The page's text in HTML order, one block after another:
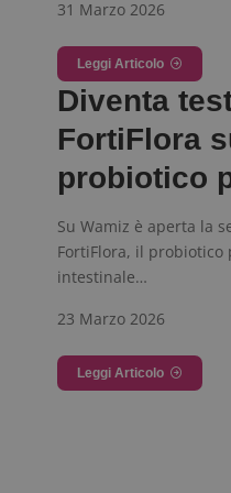
31 Marzo 2026
Leggi Articolo
Diventa
FortiFlora
probiotico
Su Wamiz è aperta la
FortiFlora, il probiotico
intestinale…
23 Marzo 2026
Leggi Articolo